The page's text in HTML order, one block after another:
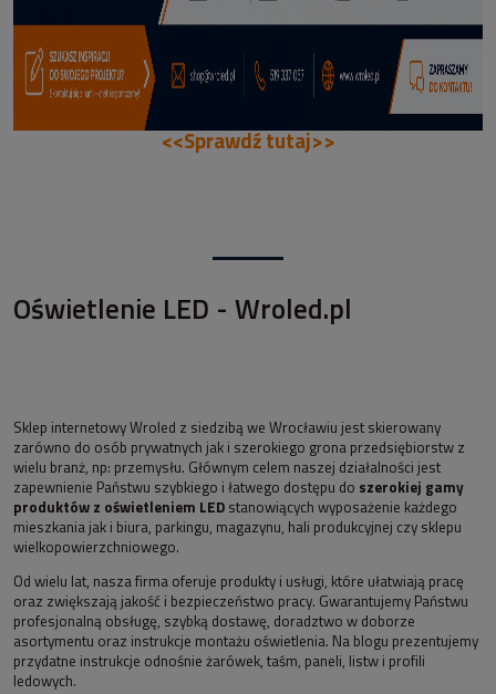
<<Sprawdź tutaj>>
Oświetlenie LED - Wroled.pl
Sklep internetowy Wroled z siedzibą we Wrocławiu jest skierowany
zarówno do osób prywatnych jak i szerokiego grona przedsiębiorstw z
wielu branż, np: przemysłu. Głównym celem naszej działalności jest
zapewnienie Państwu szybkiego i łatwego dostępu do szerokiej gamy
produktów z oświetleniem LED stanowiących wyposażenie każdego
mieszkania jak i biura, parkingu, magazynu, hali produkcyjnej czy sklepu
wielkopowierzchniowego.
Od wielu lat, nasza firma oferuje produkty i usługi, które ułatwiają pracę
oraz zwiększają jakość i bezpieczeństwo pracy. Gwarantujemy Państwu
profesjonalną obsługę, szybką dostawę, doradztwo w doborze
asortymentu oraz instrukcje montażu oświetlenia. Na blogu prezentujemy
przydatne instrukcje odnośnie żarówek, taśm, paneli, listw i profili
ledowych.